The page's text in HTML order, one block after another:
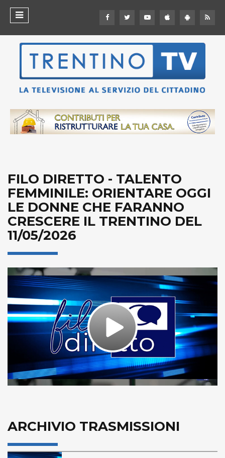
FILO DIRETTO - TALENTO
FEMMINILE: ORIENTARE OGGI
LE DONNE CHE FARANNO
CRESCERE IL TRENTINO DEL
11/05/2026
Play
Video
ARCHIVIO TRASMISSIONI